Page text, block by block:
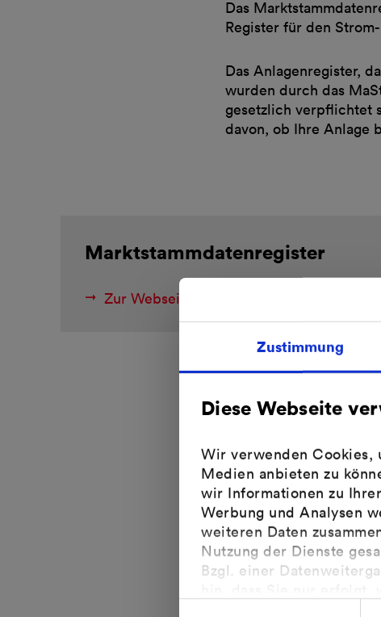
Zustimmung
Diese Webseite
Wir verwenden Cookies,
Medien anbieten zu
wir Informationen zu
Werbung und Analysen
weiteren Daten
Nutzung der Dienste
Bzgl. einer
Das
Register für den
Das Anlagenregister,
wurden durch das
gesetzlich verpflichtet
davon, ob Ihre Anlage
Marktstammdatenregister
Zur Webseite
Wichtig für
Damit die
EEG oder KWKG
dass Sie die vom